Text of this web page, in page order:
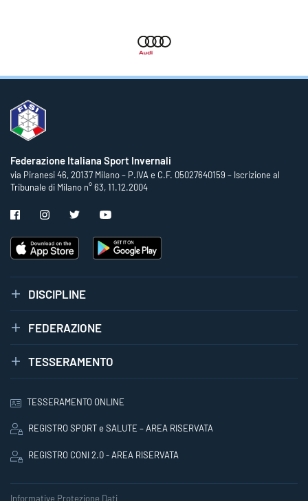
Federazione Italiana Sport Invernali
via Piranesi 46, 20137 Milano – P.IVA e C.F. 05027640159 – Iscrizione al
Tribunale di Milano n° 63, 11.12.2004
DISCIPLINE
FEDERAZIONE
TESSERAMENTO
TESSERAMENTO ONLINE
REGISTRO SPORT e SALUTE – AREA RISERVATA
REGISTRO CONI 2.0 - AREA RISERVATA
Informative Protezione Dati